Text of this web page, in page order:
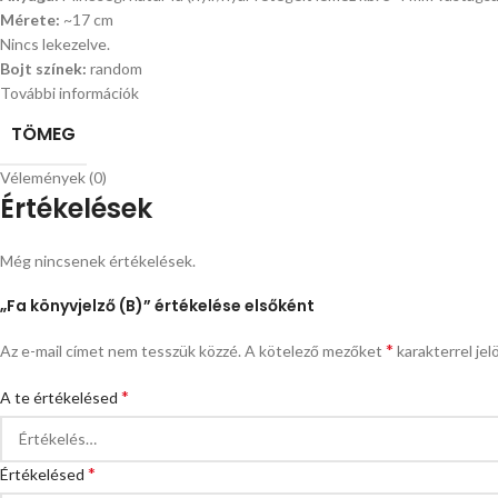
Mérete: ~17 cm
Nincs lekezelve.
Bojt színek: random
További információk
TÖMEG
Vélemények (0)
Értékelések
Még nincsenek értékelések.
„Fa könyvjelző (B)” értékelése elsőként
Az e-mail címet nem tesszük közzé. A kötelező mezőket * karakterrel
A te értékelésed *
Értékelésed *